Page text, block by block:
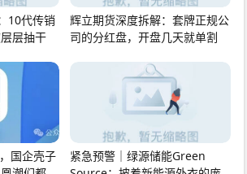
10代传销
层抽干
辉立期货深度拆解：套牌正规公
司的分红盘，开盘几天就单割
国企壳子
紧急预警｜绿源储能Green